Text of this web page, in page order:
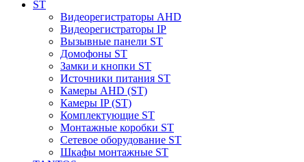
ST
Видеорегистраторы AHD
Видеорегистраторы IP
Вызывные панели ST
Домофоны ST
Замки и кнопки ST
Источники питания ST
Камеры AHD (ST)
Камеры IP (ST)
Комплектующие ST
Монтажные коробки ST
Сетевое оборудование ST
Шкафы монтажные ST